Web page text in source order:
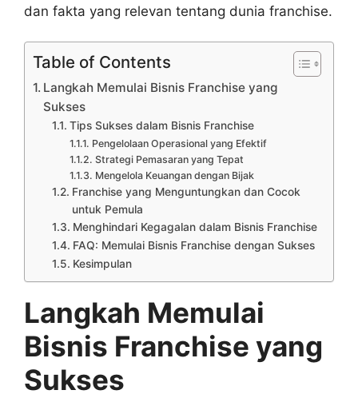
dan fakta yang relevan tentang dunia franchise.
Table of Contents
Langkah Memulai Bisnis Franchise yang
Sukses
Tips Sukses dalam Bisnis Franchise
Pengelolaan Operasional yang Efektif
Strategi Pemasaran yang Tepat
Mengelola Keuangan dengan Bijak
Franchise yang Menguntungkan dan Cocok
untuk Pemula
Menghindari Kegagalan dalam Bisnis Franchise
FAQ: Memulai Bisnis Franchise dengan Sukses
Kesimpulan
Langkah Memulai
Bisnis Franchise yang
Sukses